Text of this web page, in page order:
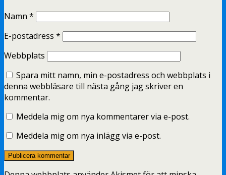
Namn *
E-postadress *
Webbplats
Spara mitt namn, min e-postadress och webbplats i
denna webbläsare till nästa gång jag skriver en
kommentar.
Meddela mig om nya kommentarer via e-post.
Meddela mig om nya inlägg via e-post.